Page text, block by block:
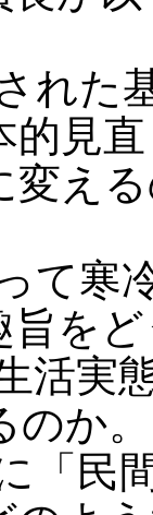
れた
的見
変え
て寒
旨を
活実
か。
「民